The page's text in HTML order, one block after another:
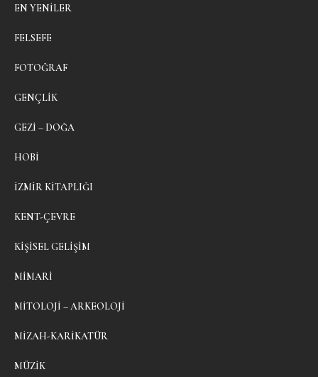
EN YENILER
FELSEFE
FOTOĞRAF
GENÇLIK
GEZI – DOĞA
HOBI
İZMIR KITAPLIĞI
KENT-ÇEVRE
KIŞISEL GELIŞIM
MIMARI
MITOLOJI – ARKEOLOJI
MIZAH-KARIKATÜR
MÜZIK